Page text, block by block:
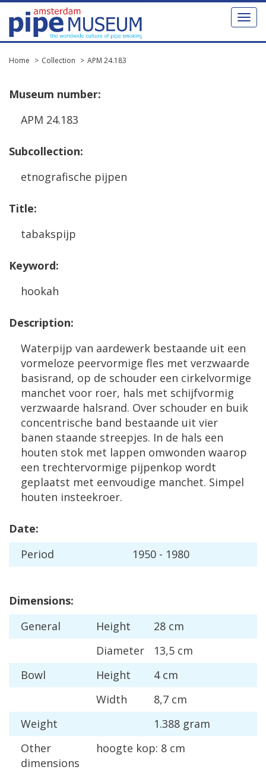
Toggle
Home Collection APM 24.183
Museum number:
APM 24.183
Subcollection:
etnografische pijpen
Title:
tabakspijp
Keyword:
hookah
Description:
Waterpijp van aardewerk bestaande uit een
vormeloze peervormige fles met verzwaarde
basisrand, op de schouder een cirkelvormige
manchet voor roer, hals met schijfvormig
verzwaarde halsrand. Over schouder en buik
concentrische band bestaande uit vier
banen staande streepjes. In de hals een
houten stok met lappen omwonden waarop
een trechtervormige pijpenkop wordt
geplaatst met eenvoudige manchet. Simpel
houten insteekroer.
Date:
Period
1950 - 1980
Dimensions:
General
Height 28 cm
Diameter
13,5 cm
Bowl
Height 4 cm
Width
8,7 cm
Weight
1.388 gram
Other
dimensions
hoogte kop: 8 cm